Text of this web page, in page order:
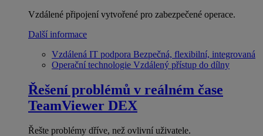
Vzdálené připojení vytvořené pro zabezpečené operace.
Další informace
Vzdálená IT podpora Bezpečná, flexibilní, integrovaná
Operační technologie Vzdálený přístup do dílny
Řešení problémů v reálném čase
TeamViewer DEX
Řešte problémy dříve, než ovlivní uživatele.